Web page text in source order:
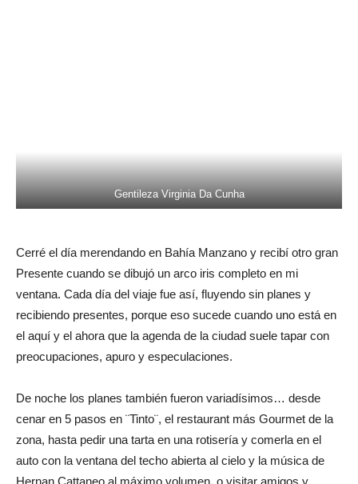
Gentileza Virginia Da Cunha
Cerré el día merendando en Bahía Manzano y recibí otro gran
Presente cuando se dibujó un arco iris completo en mi
ventana. Cada día del viaje fue así, fluyendo sin planes y
recibiendo presentes, porque eso sucede cuando uno está en
el aquí y el ahora que la agenda de la ciudad suele tapar con
preocupaciones, apuro y especulaciones.
De noche los planes también fueron variadísimos… desde
cenar en 5 pasos en ¨Tinto¨, el restaurant más Gourmet de la
zona, hasta pedir una tarta en una rotisería y comerla en el
auto con la ventana del techo abierta al cielo y la música de
Hernan Cattaneo al máximo volumen, o visitar amigos y